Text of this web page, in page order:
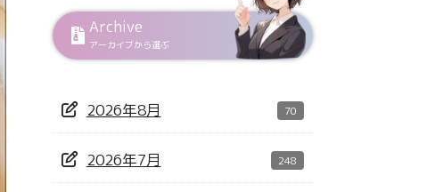
Archive
アーカイブから選ぶ
2026年8月 70
2026年7月 248